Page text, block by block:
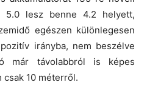
5.0 lesz benne 4.2 helyett,
egészen különlegesen
irányba, nem beszélve
már távolabbról is képes
10 méterről.